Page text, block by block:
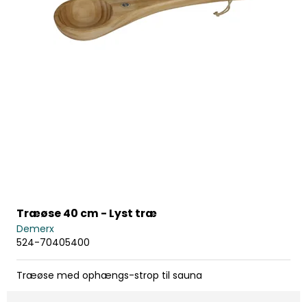
Træøse 40 cm - Lyst træ
Demerx
524-70405400
Træøse med ophængs-strop til sauna